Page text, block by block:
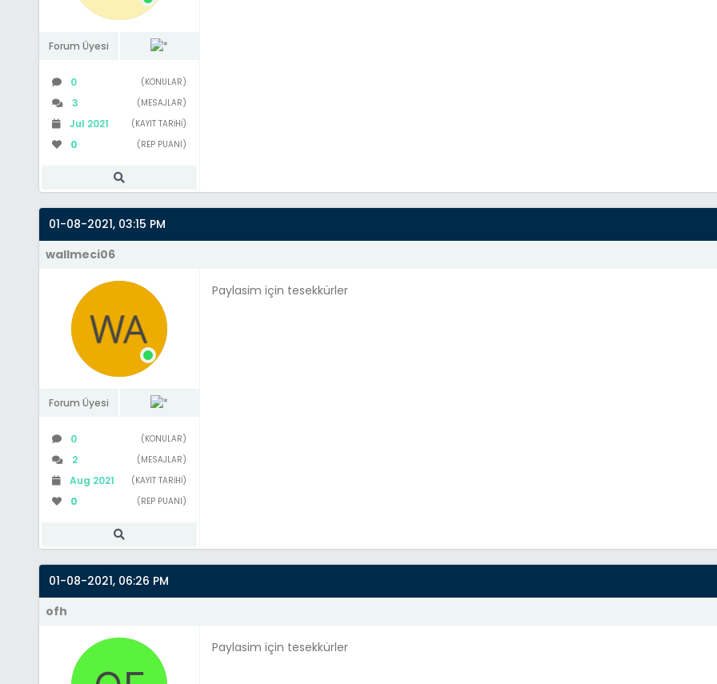
Forum Üyesi
0 (KONULAR)
3 (MESAJLAR)
Jul 2021 (KAYIT TARIHI)
0 (REP PUANI)
01-08-2021, 03:15 PM
wallmeci06
Forum Üyesi
0 (KONULAR)
2 (MESAJLAR)
Aug 2021 (KAYIT TARIHI)
0 (REP PUANI)
Paylasim için tesekkürler
01-08-2021, 06:26 PM
ofh
Paylasim için tesekkürler